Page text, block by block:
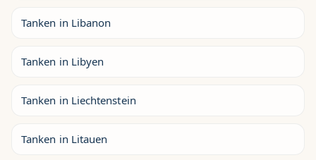
Tanken in Libanon
Tanken in Libyen
Tanken in Liechtenstein
Tanken in Litauen